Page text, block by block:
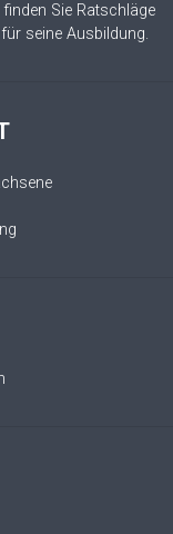
Sie Ratschläge
seine Ausbildung.